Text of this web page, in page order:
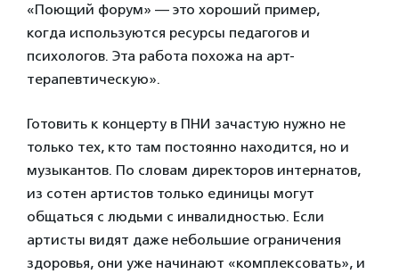
«Поющий форум» — это хороший пример,
когда используются ресурсы педагогов и
психологов. Эта работа похожа на арт-
терапевтическую».
Готовить к концерту в ПНИ зачастую нужно не
только тех, кто там постоянно находится, но и
музыкантов. По словам директоров интернатов,
из сотен артистов только единицы могут
общаться с людьми с инвалидностью. Если
артисты видят даже небольшие ограничения
здоровья, они уже начинают «комплексовать», и